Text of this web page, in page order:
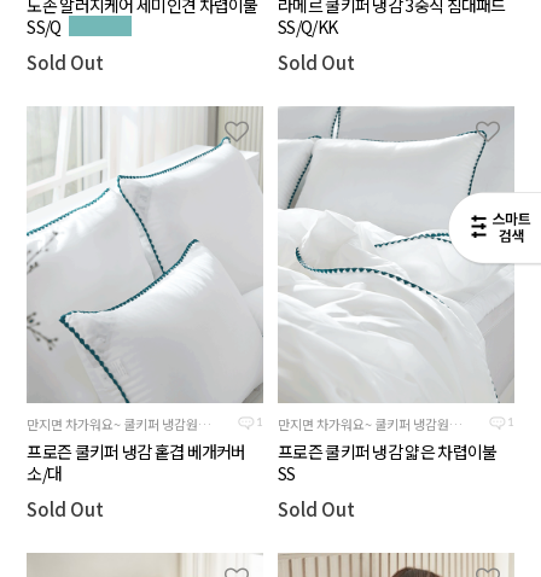
SS/Q
Sold Out
SS/Q/KK
Sold Out
1
만지면 차가워요~ 쿨키퍼 냉감원단으로 만든 시원한 베개커버
프로즌 쿨키퍼 냉감 홑겹 베개커버
소/대
Sold Out
1
만지면 차가워요~ 쿨키퍼 냉감원단의 만든 시원한 여름용이불
프로즌 쿨키퍼 냉감 얇은 차렵이불
SS
Sold Out